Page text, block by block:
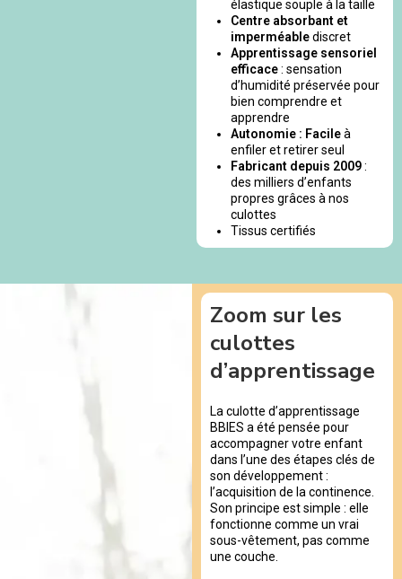
élastique souple à la taille
Centre absorbant et
imperméablediscret
Apprentissage sensoriel
efficace: sensation
d’humidité préservée pour
bien comprendre et
apprendre
Autonomie : Facileà
enfiler et retirer seul
Fabricant depuis 2009:
des milliers d’enfants
propres grâces à nos
culottes
Tissus certifiés
Zoom sur les
culottes
d’apprentissage
La culotte d’apprentissage
BBIES a été pensée pour
accompagner votre enfant
dans l’une des étapes clés de
son développement :
l’acquisition de la continence.
Son principe est simple : elle
fonctionne comme un vrai
sous-vêtement, pas comme
une couche.